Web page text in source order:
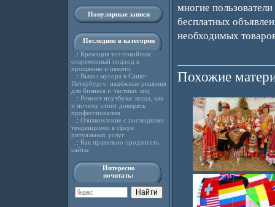
Популярные записи
Последние в категории
.: Кремация тел покойных:
современный подход к
прощанию и памяти
.: Вывоз мусора в Санкт-
Петербурге: надёжные решения
для бизнеса и частных лиц
.: Ремонт ноутбука: когда, как
и почему стоит доверять
профессионалам
.: Ознакомление с последними
тенденциями в сфере
ритуальных услуг
.: Как правильно продвигать
сайты
Интересно
почитать:
многие
бесплатных
необходимых
Похожие